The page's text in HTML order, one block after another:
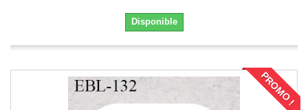
Disponible
PROMO !